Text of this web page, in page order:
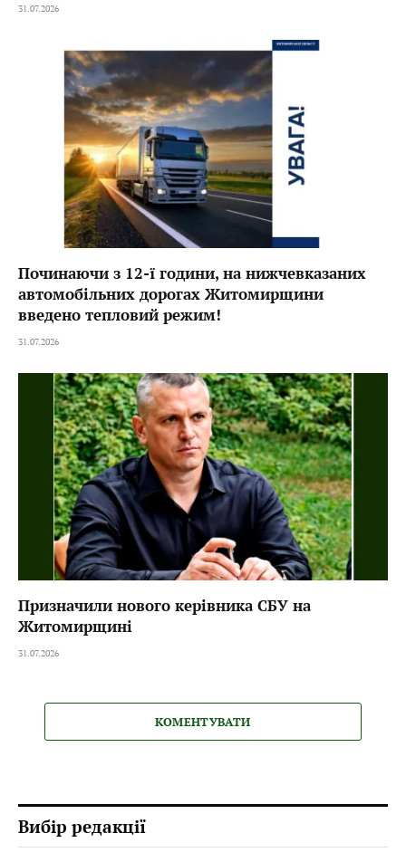
31.07.2026
Починаючи з 12-ї години, на нижчевказаних
автомобільних дорогах Житомирщини
введено тепловий режим!
31.07.2026
Призначили нового керівника СБУ на
Житомирщині
31.07.2026
КОМЕНТУВАТИ
Вибір редакції